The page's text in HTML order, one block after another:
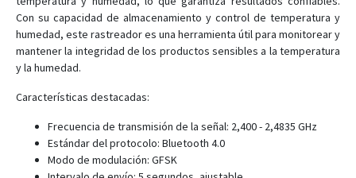
TZ-RD05
TZ-Tag04
TZ-TT01
Con su capacidad de almacenamiento y control de temperatura y
humedad, este rastreador es una herramienta útil para monitorear y
mantener la integridad de los productos sensibles a la temperatura
y la humedad.
Características destacadas:
Frecuencia de transmisión de la señal: 2,400 - 2,4835 GHz
Estándar del protocolo: Bluetooth 4.0
Modo de modulación: GFSK